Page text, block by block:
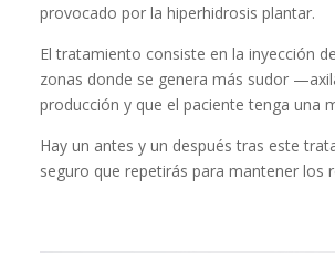
provocado por la hiperhidrosis plantar.
El tratamiento consiste en la inyección
zonas donde se genera más sudor
producción y que el paciente tenga una
Hay un antes y un después tras este
seguro que repetirás para mantener los